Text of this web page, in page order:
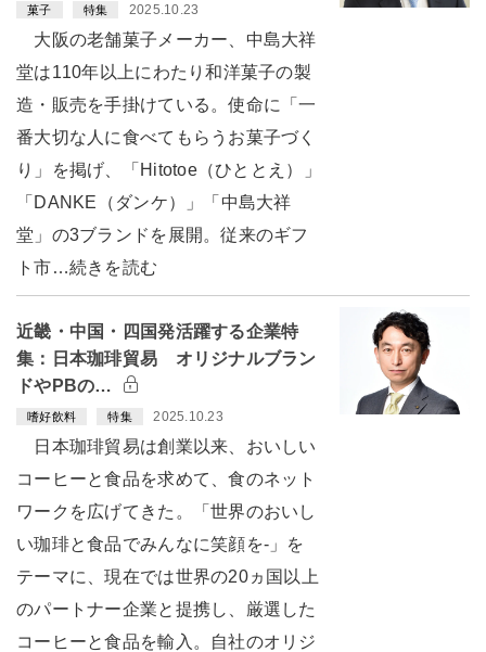
菓子 特集 2025.10.23
大阪の老舗菓子メーカー、中島大祥
堂は110年以上にわたり和洋菓子の製
造・販売を手掛けている。使命に「一
番大切な人に食べてもらうお菓子づく
り」を掲げ、「Hitotoe（ひととえ）」
「DANKE（ダンケ）」「中島大祥
堂」の3ブランドを展開。従来のギフ
ト市…続きを読む
近畿・中国・四国発活躍する企業特
集：日本珈琲貿易 オリジナルブラン
ドやPBの…
嗜好飲料 特集 2025.10.23
日本珈琲貿易は創業以来、おいしい
コーヒーと食品を求めて、食のネット
ワークを広げてきた。「世界のおいし
い珈琲と食品でみんなに笑顔を-」を
テーマに、現在では世界の20ヵ国以上
のパートナー企業と提携し、厳選した
コーヒーと食品を輸入。自社のオリジ